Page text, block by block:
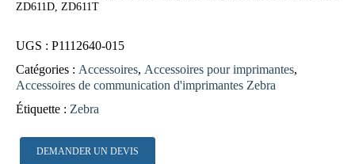
ZD611D, ZD611T
UGS : P1112640-015
Catégories : Accessoires, Accessoires pour imprimantes,
Accessoires de communication d'imprimantes Zebra
Étiquette : Zebra
DEMANDER UN DEVIS